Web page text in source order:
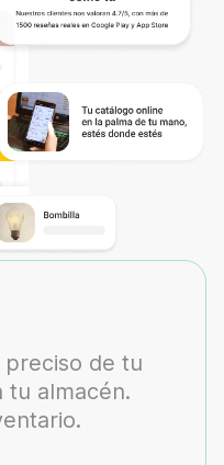
preciso de tu
tu almacén.